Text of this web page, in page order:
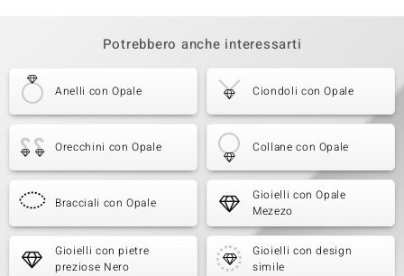
Potrebbero anche interessarti
Anelli con Opale Ciondoli con Opale
Orecchini con Opale Collane con Opale
Bracciali con Opale
Gioielli con Opale
Mezezo
Gioielli con pietre
preziose Nero
Gioielli con design
simile